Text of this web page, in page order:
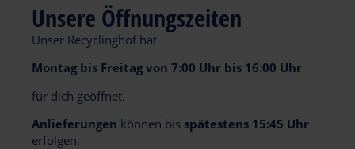
Unsere Öffnungszeiten
Unser Recyclinghof hat
Montag bis Freitag von 7:00 Uhr bis 16:00 Uhr
für dich geöffnet.
Anlieferungen können bis spätestens 15:45 Uhr
erfolgen.